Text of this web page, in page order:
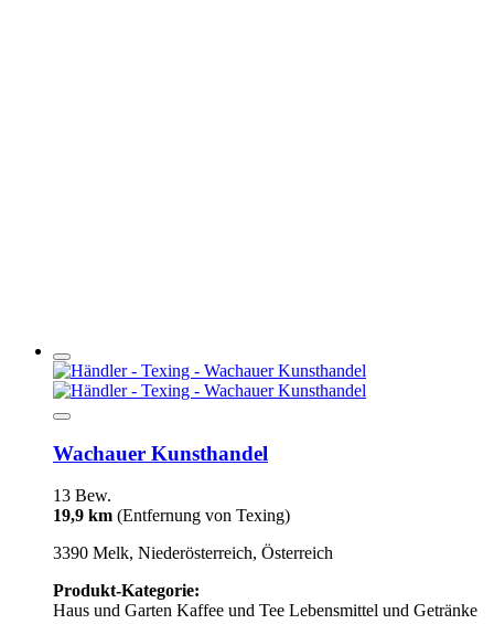
Wachauer Kunsthandel
13 Bew.
19,9 km (Entfernung von Texing)
3390 Melk, Niederösterreich, Österreich
Produkt-Kategorie:
Haus und Garten Kaffee und Tee Lebensmittel und Getränke